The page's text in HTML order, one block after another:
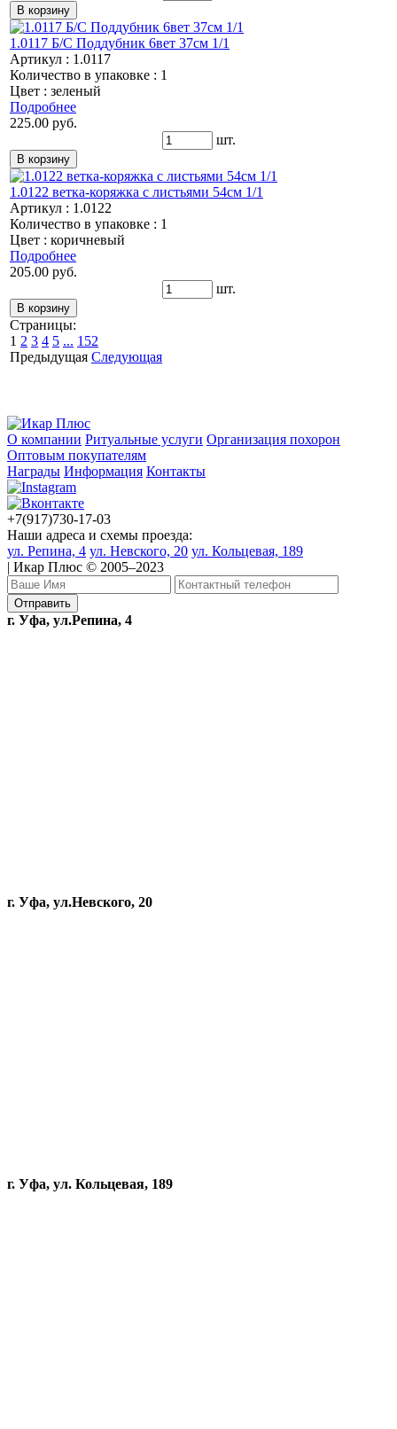
1.0117 Б/С Поддубник 6вет 37см 1/1
Артикул : 1.0117
Количество в упаковке : 1
Цвет : зеленый
Подробнее
225.00 руб.
шт.
1.0122 ветка-коряжка с листьями 54см 1/1
Артикул : 1.0122
Количество в упаковке : 1
Цвет : коричневый
Подробнее
205.00 руб.
шт.
Страницы:
1 2 3 4 5 ... 152
Предыдущая Следующая
О компании Ритуальные услуги Организация похорон
Оптовым покупателям
Награды Информация Контакты
+7(917)730-17-03
Наши адреса и схемы проезда:
ул. Репина, 4 ул. Невского, 20 ул. Кольцевая, 189
| Икар Плюс © 2005–2023
г. Уфа, ул.Репина, 4
г. Уфа, ул.Невского, 20
г. Уфа, ул. Кольцевая, 189